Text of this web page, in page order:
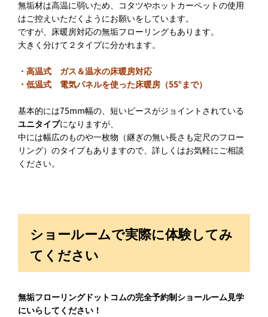
無垢材は高温に弱いため、コタツやホットカーペットの使用
はご控えいただくようにお願いをしています。
ですが、床暖房対応の無垢フローリングもあります。
大きく分けて２タイプに分かれます。
・高温式 ガス＆温水の床暖房対応
・低温式 電気パネルを使った床暖房（55°まで）
基本的には75mm幅の、短いピースがジョイントされている
ユニタイプになりますが、
中には幅広のものや一枚物（継ぎの無い長さも定尺のフロー
リング）のタイプもありますので、詳しくはお気軽にご相談
ください。
ショールームで実際に体験してみ
てください
無垢フローリングドットコムの完全予約制ショールーム見学
にいらしてください！